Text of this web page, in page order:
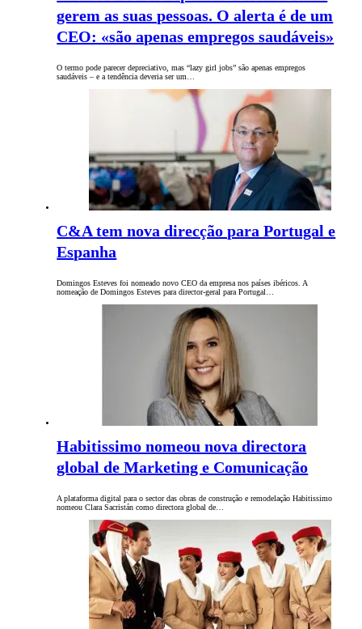
gerem as suas pessoas. O alerta é de um
CEO: «são apenas empregos saudáveis»
O termo pode parecer depreciativo, mas “lazy girl jobs” são apenas empregos
saudáveis – e a tendência deveria ser um…
C&A tem nova direcção para Portugal e
Espanha
Domingos Esteves foi nomeado novo CEO da empresa nos países ibéricos. A
nomeação de Domingos Esteves para director-geral para Portugal…
Habitissimo nomeou nova directora
global de Marketing e Comunicação
A plataforma digital para o sector das obras de construção e remodelação Habitissimo
nomeou Clara Sacristán como directora global de…